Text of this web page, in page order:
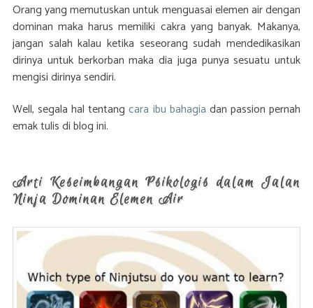
Orang yang memutuskan untuk menguasai elemen air dengan
dominan maka harus memiliki cakra yang banyak. Makanya,
jangan salah kalau ketika seseorang sudah mendedikasikan
dirinya untuk berkorban maka dia juga punya sesuatu untuk
mengisi dirinya sendiri.
Well, segala hal tentangcara ibu bahagia dan passion pernah
emak tulis di blog ini.
Arti Keseimbangan Psikologis dalam Jalan
Ninja Dominan Elemen Air